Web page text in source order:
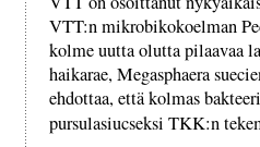
VTT:n mikrobikokoelman
kolme uutta olutta pilaavaa
haikarae, Megasphaera
ehdottaa, että kolmas
pursulasiucseksi TKK:n